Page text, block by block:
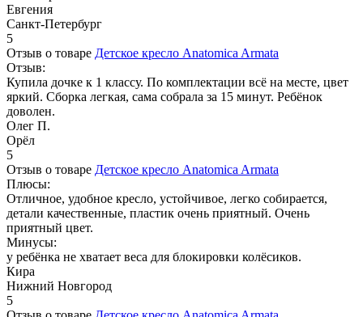
Евгения
Санкт-Петербург
5
Отзыв о товаре Детское кресло Anatomica Armata
Отзыв:
Купила дочке к 1 классу. По комплектации всё на месте, цвет
яркий. Сборка легкая, сама собрала за 15 минут. Ребёнок
доволен.
Олег П.
Орёл
5
Отзыв о товаре Детское кресло Anatomica Armata
Плюсы:
Отличное, удобное кресло, устойчивое, легко собирается,
детали качественные, пластик очень приятный. Очень
приятный цвет.
Минусы:
у ребёнка не хватает веса для блокировки колёсиков.
Кира
Нижний Новгород
5